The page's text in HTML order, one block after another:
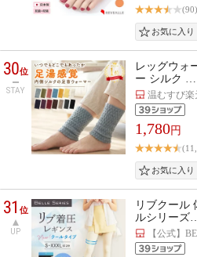
(90)
30位
STAY
レッグウォ
ー シルク …
温むすび楽
1,780円
31位
UP
リブクール
ルシリーズ…
【公式】